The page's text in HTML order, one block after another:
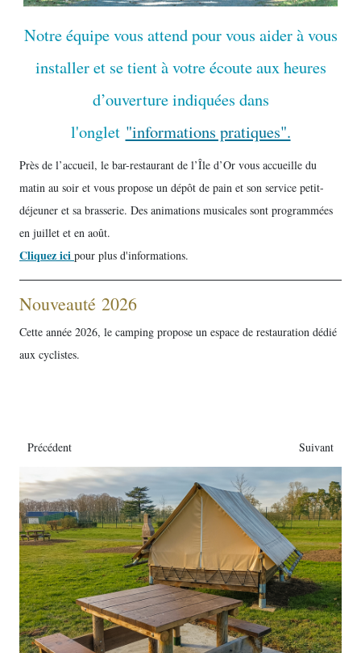
Notre équipe vous attend pour vous aider à vous
installer et se tient à votre écoute aux heures
d’ouverture indiquées dans
l'onglet "informations pratiques".
Près de l’accueil, le bar-restaurant de l’Île d’Or vous accueille du
matin au soir et vous propose un dépôt de pain et son service petit-
déjeuner et sa brasserie. Des animations musicales sont programmées
en juillet et en août.
Cliquez ici pour plus d'informations.
Nouveauté 2026
Cette année 2026, le camping propose un espace de restauration dédié
aux cyclistes.
Précédent Suivant